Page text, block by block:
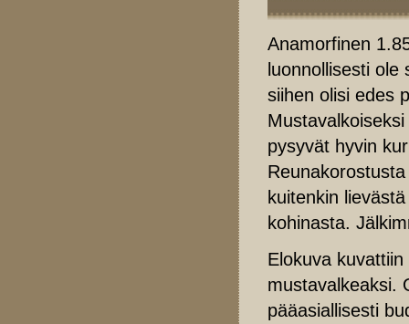
Anamorfinen
luonnollisesti ole
siihen olisi edes
pysyvät hyvin
kuitenkin
kohinasta.
Elokuva
mustavalkeaksi.
pääasiallisesti